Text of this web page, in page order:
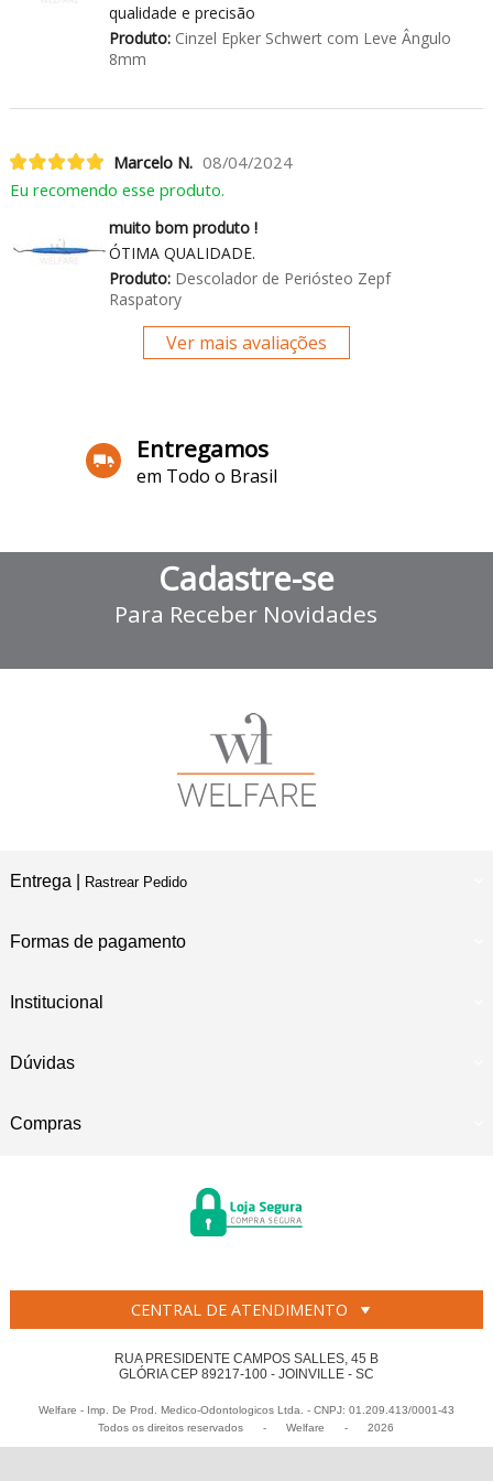
qualidade e precisão
Produto:Cinzel Epker Schwert com Leve Ângulo
8mm
Marcelo N. 08/04/2024
Eu recomendo esse produto.
muito bom produto !
ÓTIMA QUALIDADE.
Produto:Descolador de Periósteo Zepf
Raspatory
Ver mais avaliações
Entregamos
em Todo o Brasil
Cadastre-se
Para Receber Novidades
Entrega | Rastrear Pedido
Formas de pagamento
Institucional
Dúvidas
Compras
CENTRAL DE ATENDIMENTO
RUA PRESIDENTE CAMPOS SALLES, 45 B
GLÓRIA CEP 89217-100 - JOINVILLE - SC
Welfare - Imp. De Prod. Medico-Odontologicos Ltda. - CNPJ: 01.209.413/0001-43
Todos os direitos reservados
- Welfare - 2026